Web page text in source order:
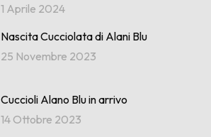
1 Aprile 2024
Nascita Cucciolata di Alani Blu
25 Novembre 2023
Cuccioli Alano Blu in arrivo
14 Ottobre 2023